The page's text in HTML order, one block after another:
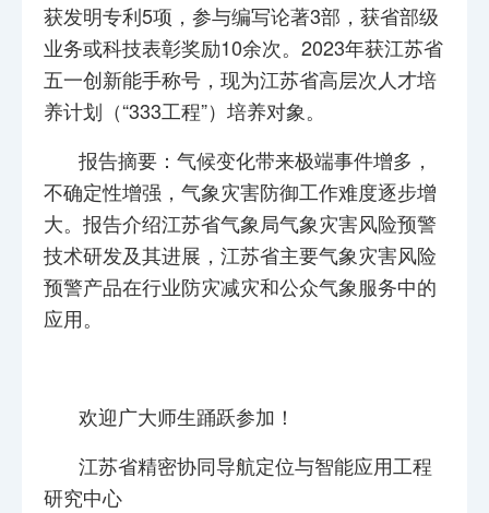
获发明专利5项，参与编写论著3部，获省部级
业务或科技表彰奖励10余次。2023年获江苏省
五一创新能手称号，现为江苏省高层次人才培
养计划（“333工程”）培养对象。
报告摘要：气候变化带来极端事件增多，
不确定性增强，气象灾害防御工作难度逐步增
大。报告介绍江苏省气象局气象灾害风险预警
技术研发及其进展，江苏省主要气象灾害风险
预警产品在行业防灾减灾和公众气象服务中的
应用。
欢迎广大师生踊跃参加！
江苏省精密协同导航定位与智能应用工程
研究中心